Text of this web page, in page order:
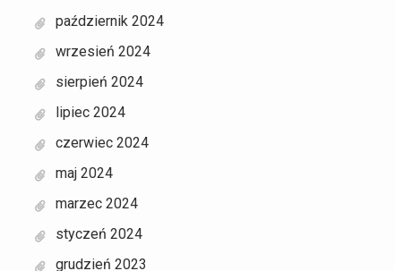
październik 2024
wrzesień 2024
sierpień 2024
lipiec 2024
czerwiec 2024
maj 2024
marzec 2024
styczeń 2024
grudzień 2023